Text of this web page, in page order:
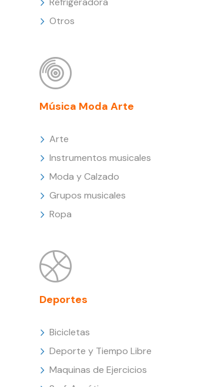
Otros
Música Moda Arte
Arte
Instrumentos musicales
Moda y Calzado
Grupos musicales
Ropa
Deportes
Bicicletas
Deporte y Tiempo Libre
Maquinas de Ejercicios